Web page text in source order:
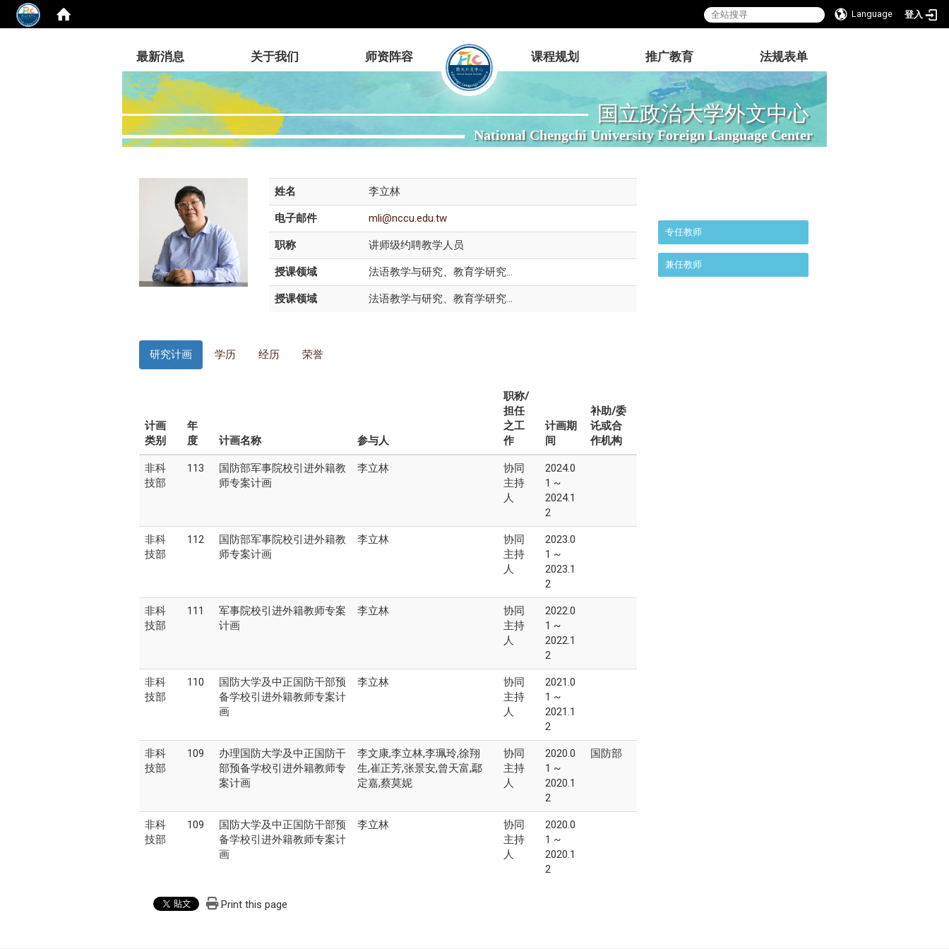
Language 登入
国立政治大学外文中心
National Chengchi University Foreign Language Center
最新消息 关于我们 师资阵容 课程规划 推广教育 法规表单
姓名 李立林
电子邮件 mli@nccu.edu.tw
职称 讲师级约聘教学人员
授课领域 法语教学与研究、教育学研究...
授课领域 法语教学与研究、教育学研究...
研究计画 学历 经历 荣誉
计画
类别
年
度
计画名称 参与人
职称/
担任
之工
作
计画期
间
补助/委
讬或合
作机构
非科
技部
113
国防部军事院校引进外籍教
师专案计画
李立林
协同
主持
人
2024.0
1 ~
2024.1
2
非科
技部
112
国防部军事院校引进外籍教
师专案计画
李立林
协同
主持
人
2023.0
1 ~
2023.1
2
非科
技部
111
军事院校引进外籍教师专案
计画
李立林
协同
主持
人
2022.0
1 ~
2022.1
2
非科
技部
110
国防大学及中正国防干部预
备学校引进外籍教师专案计
画
李立林
协同
主持
人
2021.0
1 ~
2021.1
2
非科
技部
109
办理国防大学及中正国防干
部预备学校引进外籍教师专
案计画
李文康,李立林,李珮玲,徐翔
生,崔正芳,张景安,曾天富,鄢
定嘉,蔡莫妮
协同
主持
人
2020.0
1 ~
2020.1
2
国防部
非科
技部
109
国防大学及中正国防干部预
备学校引进外籍教师专案计
画
李立林
协同
主持
人
2020.0
1 ~
2020.1
2
Print this page
专任教师
兼任教师